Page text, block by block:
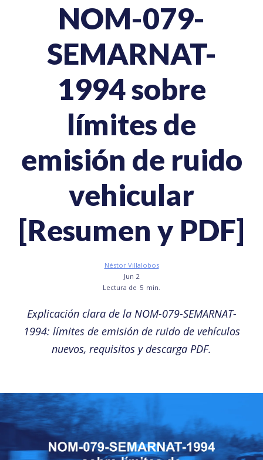
NOM-079-
SEMARNAT-
1994 sobre
límites de
emisión de ruido
vehicular
[Resumen y PDF]
Néstor Villalobos
Jun 2
Lectura de 5 min.
Explicación clara de la NOM-079-SEMARNAT-
1994: límites de emisión de ruido de vehículos
nuevos, requisitos y descarga PDF.